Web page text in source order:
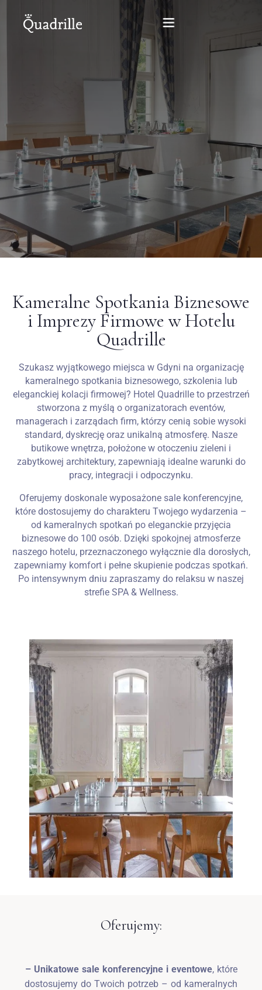
Home
Hotel dla dorosłych
Pokoje
Pakiety
SPA
Restauracja Biały Królik
Blog
Kontakt
PL
Kameralne Spotkania Biznesowe
i Imprezy Firmowe w Hotelu
Quadrille
Szukasz wyjątkowego miejsca w Gdyni na organizację
kameralnego spotkania biznesowego, szkolenia lub
eleganckiej kolacji firmowej? Hotel Quadrille to przestrzeń
stworzona z myślą o organizatorach eventów,
managerach i zarządach firm, którzy cenią sobie wysoki
standard, dyskrecję oraz unikalną atmosferę. Nasze
butikowe wnętrza, położone w otoczeniu zieleni i
zabytkowej architektury, zapewniają idealne warunki do
pracy, integracji i odpoczynku.
Oferujemy doskonale wyposażone sale konferencyjne,
które dostosujemy do charakteru Twojego wydarzenia –
od kameralnych spotkań po eleganckie przyjęcia
biznesowe do 100 osób. Dzięki spokojnej atmosferze
naszego hotelu, przeznaczonego wyłącznie dla dorosłych,
zapewniamy komfort i pełne skupienie podczas spotkań.
Po intensywnym dniu zapraszamy do relaksu w naszej
strefie SPA & Wellness.
Oferujemy:
– Unikatowe sale konferencyjne i eventowe, które
dostosujemy do Twoich potrzeb – od kameralnych